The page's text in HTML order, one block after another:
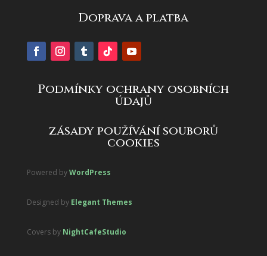
Doprava a platba
Podmínky ochrany osobních
údajů
zásady používání souborů
cookies
Powered byWordPress
Designed by Elegant Themes
Covers by NightCafeStudio